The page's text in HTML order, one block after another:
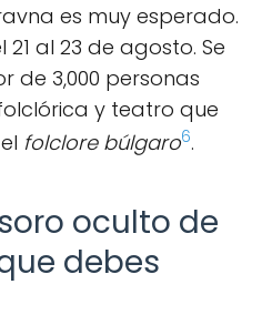
es muy esperado.
al 23 de agosto. Se
de 3,000 personas
y teatro que
folclore búlgaro6.
oculto de
debes